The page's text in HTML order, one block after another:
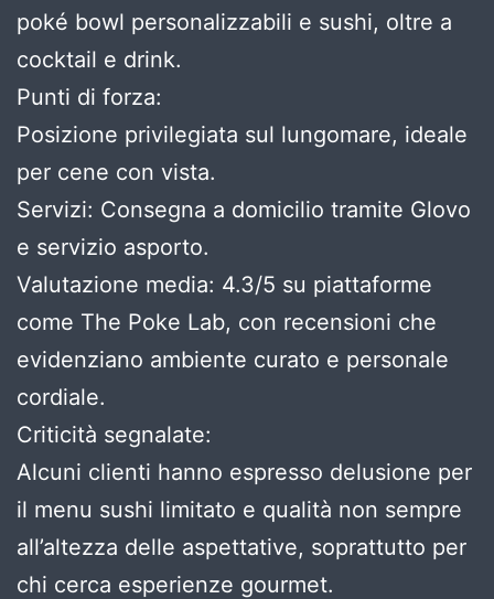
poké bowl personalizzabili e sushi, oltre a
cocktail e drink.
Punti di forza:
Posizione privilegiata sul lungomare, ideale
per cene con vista.
Servizi: Consegna a domicilio tramite Glovo
e servizio asporto.
Valutazione media: 4.3/5 su piattaforme
come The Poke Lab, con recensioni che
evidenziano ambiente curato e personale
cordiale.
Criticità segnalate:
Alcuni clienti hanno espresso delusione per
il menu sushi limitato e qualità non sempre
all’altezza delle aspettative, soprattutto per
chi cerca esperienze gourmet.